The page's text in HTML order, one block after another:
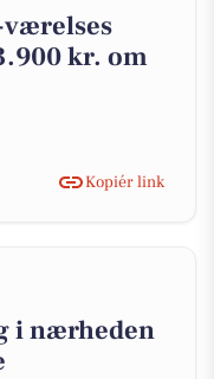
værelses
kr. om
Kopiér link
i nærheden